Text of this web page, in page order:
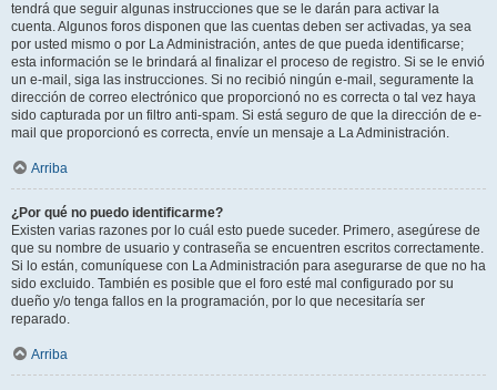
tendrá que seguir algunas instrucciones que se le darán para activar la
cuenta. Algunos foros disponen que las cuentas deben ser activadas, ya sea
por usted mismo o por La Administración, antes de que pueda identificarse;
esta información se le brindará al finalizar el proceso de registro. Si se le envió
un e-mail, siga las instrucciones. Si no recibió ningún e-mail, seguramente la
dirección de correo electrónico que proporcionó no es correcta o tal vez haya
sido capturada por un filtro anti-spam. Si está seguro de que la dirección de e-
mail que proporcionó es correcta, envíe un mensaje a La Administración.
Arriba
¿Por qué no puedo identificarme?
Existen varias razones por lo cuál esto puede suceder. Primero, asegúrese de
que su nombre de usuario y contraseña se encuentren escritos correctamente.
Si lo están, comuníquese con La Administración para asegurarse de que no ha
sido excluido. También es posible que el foro esté mal configurado por su
dueño y/o tenga fallos en la programación, por lo que necesitaría ser
reparado.
Arriba